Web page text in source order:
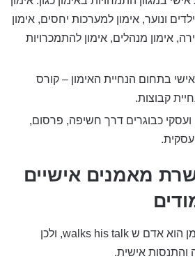
ונוער, אימון למערכות יחסים, אימון
אימון מנהלים, אימון להתמכרויות
בתחום הנחיית האימון – קורס
קבוצות.
ועסקי כבוגרים דרך חשיפה, פרסום,
מאמנים אישיים
ביוזמות מאמינים כי מאמן הוא אדם ש walks his talk, ולכן
והתנסות אישית.